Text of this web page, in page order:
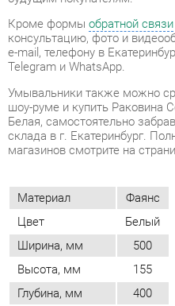
Умывальники также можно
шоу-руме и купить Раковина
Белая, самостоятельно забрав
склада в г. Екатеринбург.
магазинов смотрите на
Материал
Фаянс
Цвет
Белый
Ширина, мм
500
Глубина, мм
400
Вес упаковок, кг
11
ОТЗЫВЫ
Пока нет отзывов,